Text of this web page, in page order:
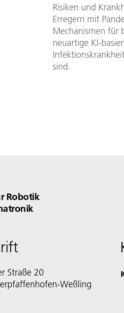
Risiken und
Erregern mit
Mechanismen für
neuartige KI-
sind.
Robotik
Straße 20
Weßling